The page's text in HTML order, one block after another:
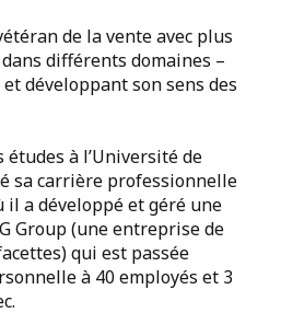
de la vente avec plus
différents domaines –
développant son sens des
à l’Université de
sa carrière professionnelle
il a développé et géré une
Group (une entreprise de
qui est passée
à 40 employés et 3